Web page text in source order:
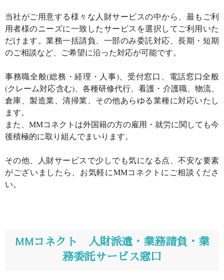
当社がご用意する様々な人財サービスの中から、最もご利
用者様のニーズに一致したサービスを選択してご利用いた
だけます。業務一括請負、一部のみ委託対応、長期・短期
のご相談など、ご希望に沿った対応が可能です。
事務職全般(総務・経理・人事)、受付窓口、電話窓口全般
(クレーム対応含む)、各種研修代行、看護・介護職、物流、
倉庫、製造業、清掃業、その他あらゆる業種に対応いたし
ます。
また、MMコネクトは外国籍の方の雇用・就労に関しても今
後積極的に取り組んでまいります。
その他、人財サービスで少しでも気になる点、不安な要素
がございましたら、お気軽にMMコネクトにご相談くださ
い。
MMコネクト 人財派遣・業務請負・業
務委託サービス窓口